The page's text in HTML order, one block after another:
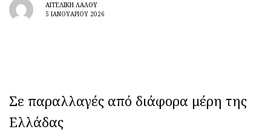
ΑΓΓΕΛΙΚΉ ΛΆΛΟΥ
5 ΙΑΝΟΥΑΡΊΟΥ 2026
Σε παραλλαγές από διάφορα μέρη της
Ελλάδας